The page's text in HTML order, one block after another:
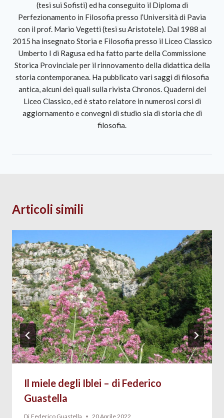
(tesi sui Sofisti) ed ha conseguito il Diploma di
Perfezionamento in Filosofia presso l’Università di Pavia
con il prof. Mario Vegetti (tesi su Aristotele). Dal 1988 al
2015 ha insegnato Storia e Filosofia presso il Liceo Classico
Umberto I di Ragusa ed ha fatto parte della Commissione
Storica Provinciale per il rinnovamento della didattica della
storia contemporanea. Ha pubblicato vari saggi di filosofia
antica, alcuni dei quali sulla rivista Chronos. Quaderni del
Liceo Classico, ed è stato relatore in numerosi corsi di
aggiornamento e convegni di studio sia di storia che di
filosofia.
Articoli simili
Il miele degli Iblei – di Federico
Guastella
Di Federico Guastella 20 Aprile 2022